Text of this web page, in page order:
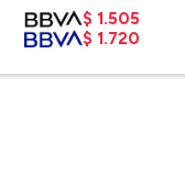
$ 1.505
$ 1.720